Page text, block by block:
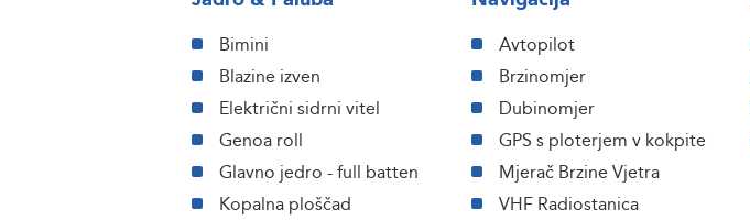
Bimini
Blazine izven
Električni sidrni vitel
Genoa roll
Glavno jedro - full batten
Kopalna ploščad
Avtopilot
Brzinomjer
Dubinomjer
GPS s ploterjem v kokpite
Mjerač Brzine Vjetra
VHF Radiostanica